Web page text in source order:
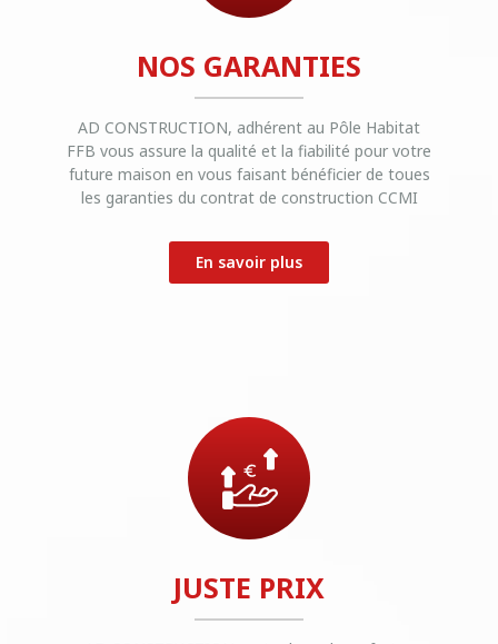
NOS GARANTIES
AD CONSTRUCTION, adhérent au Pôle Habitat
FFB vous assure la qualité et la fiabilité pour votre
future maison en vous faisant bénéficier de toues
les garanties du contrat de construction CCMI
En savoir plus
JUSTE PRIX